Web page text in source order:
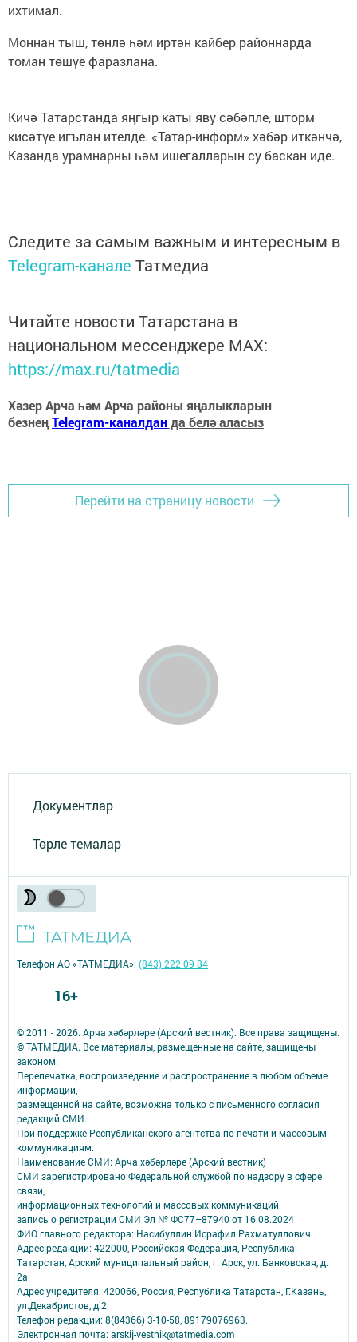
ихтимал.
Моннан тыш, төнлә һәм иртән кайбер районнарда
томан төшүе фаразлана.
Кичә Татарстанда яңгыр каты яву сәбәпле, шторм
кисәтүе игълан ителде. «Татар-информ» хәбәр иткәнчә,
Казанда урамнарны һәм ишегалларын су баскан иде.
Следите за самым важным и интересным в
Telegram-канале Татмедиа
Читайте новости Татарстана в
национальном мессенджере MАХ:
https://max.ru/tatmedia
Хәзер Арча һәм Арча районы яңалыкларын
безнеңTelegram-каналданда белә аласыз
Перейти на страницу новости
Документлар
Төрле темалар
© 2011 - 2026. Арча хәбәрләре (Арский вестник). Все права защищены.
© ТАТМЕДИА. Все материалы, размещенные на сайте, защищены
законом.
Перепечатка, воспроизведение и распространение в любом объеме
информации,
размещенной на сайте, возможна только с письменного согласия
редакций СМИ.
При поддержке Республиканского агентства по печати и массовым
коммуникациям.
Наименование СМИ: Арча хәбәрләре (Арский вестник)
СМИ зарегистрировано Федеральной службой по надзору в сфере
связи,
информационных технологий и массовых коммуникаций
запись о регистрации СМИ Эл № ФС77–87940 от 16.08.2024
ФИО главного редактора: Насибуллин Исрафил Рахматуллович
Адрес редакции: 422000, Российская Федерация, Республика
Татарстан, Арский муниципальный район, г. Арск, ул. Банковская, д.
2а
Адрес учредителя: 420066, Россия, Республика Татарстан, Г.Казань,
ул.Декабристов, д.2
Телефон редакции: 8(84366) 3-10-58, 89179076963.
Электронная почта: arskij-vestnik@tatmedia.com
Телефон АО «ТАТМЕДИА»:(843) 222 09 84
16+